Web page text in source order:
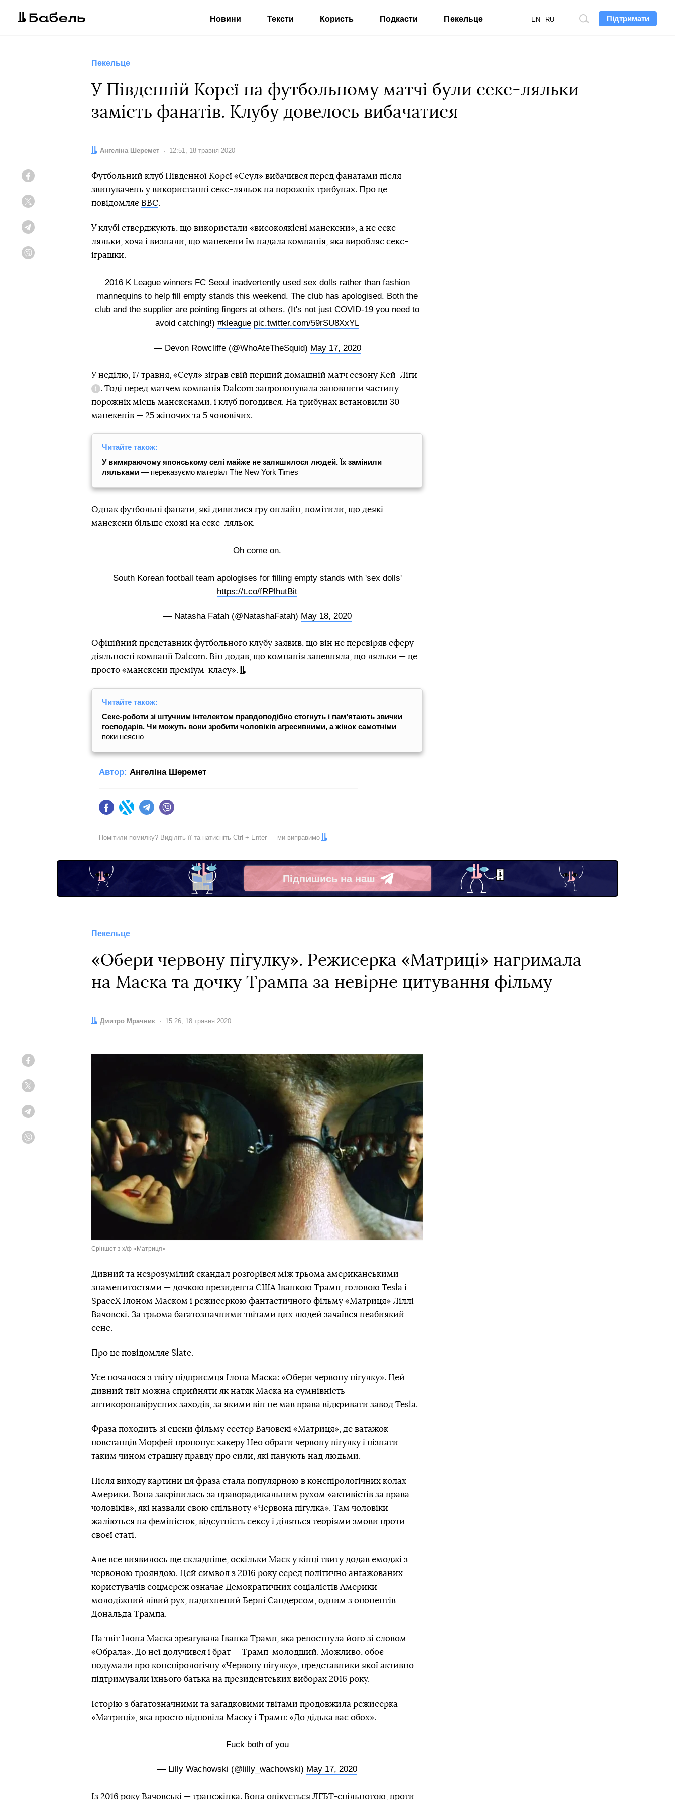
Підтримати
Пошук
EN RU
Новини Тексти Користь Подкасти Пекельце
Пекельце
У Південній Кореї на футбольному матчі були секс-ляльки
замість фанатів. Клубу довелось вибачатися
Автор:
Ангеліна Шеремет Дата:
12:51, 18 травня 2020
Футбольний клуб Південної Кореї «Сеул» вибачився перед фанатами після
звинувачень у використанні секс-ляльок на порожніх трибунах. Про це
повідомляє BBC.
У клубі стверджують, що використали «високоякісні манекени», а не секс-
ляльки, хоча і визнали, що манекени їм надала компанія, яка виробляє секс-
іграшки.
2016 K League winners FC Seoul inadvertently used sex dolls rather than fashion
mannequins to help fill empty stands this weekend. The club has apologised. Both the
club and the supplier are pointing fingers at others. (It's not just COVID-19 you need to
avoid catching!) #kleague pic.twitter.com/59rSU8XxYL
— Devon Rowcliffe (@WhoAteTheSquid) May 17, 2020
У неділю, 17 травня, «Сеул» зіграв свій перший домашній матч сезону Кей-Ліги
Довідка
. Тоді перед матчем компанія Dalcom запропонувала заповнити частину
порожніх місць манекенами, і клуб погодився. На трибунах встановили 30
манекенів — 25 жіночих та 5 чоловічих.
Читайте також:
У вимираючому японському селі майже не залишилося людей. Їх замінили
ляльками — переказуємо матеріал The New York Times
Однак футбольні фанати, які дивилися гру онлайн, помітили, що деякі
манекени більше схожі на секс-ляльок.
Oh come on.
South Korean football team apologises for filling empty stands with 'sex dolls'
https://t.co/fRPlhutBit
— Natasha Fatah (@NatashaFatah) May 18, 2020
Офіційний представник футбольного клубу заявив, що він не перевіряв сферу
діяльності компанії Dalcom. Він додав, що компанія запевняла, що ляльки — це
просто «манекени преміум-класу».
Читайте також:
Секс-роботи зі штучним інтелектом правдоподібно стогнуть і памʼятають звички
господарів. Чи можуть вони зробити чоловіків агресивними, а жінок самотніми —
поки неясно
Автор: Ангеліна Шеремет
FacebookTwitter Telegram
Помітили помилку? Виділіть її та натисніть Ctrl + Enter — ми виправимо
Підпишись на наш
Telegram
Пекельце
«Обери червону пігулку». Режисерка «Матриці» нагримала
на Маска та дочку Трампа за невірне цитування фільму
Автор:
Дмитро Мрачник Дата:
15:26, 18 травня 2020
Сріншот з х/ф «Матриця»
Дивний та незрозумілий скандал розгорівся між трьома американськими
знаменитостями — дочкою президента США Іванкою Трамп, головою Tesla і
SpaсeX Ілоном Маском і режисеркою фантастичного фільму «Матриця» Ліллі
Вачовскі. За трьома багатозначними твітами цих людей зачаївся неабиякий
сенс.
Про це повідомляє Slate.
Усе почалося з твіту підприємця Ілона Маска: «Обери червону пігулку». Цей
дивний твіт можна сприйняти як натяк Маска на сумнівність
антикоронавірусних заходів, за якими він не мав права відкривати завод Tesla.
Фраза походить зі сцени фільму сестер Вачовскі «Матриця», де ватажок
повстанців Морфей пропонує хакеру Нео обрати червону пігулку і пізнати
таким чином страшну правду про сили, які панують над людьми.
Після виходу картини ця фраза стала популярною в конспірологічних колах
Америки. Вона закріпилась за праворадикальним рухом «активістів за права
чоловіків», які назвали свою спільноту «Червона пігулка». Там чоловіки
жаліються на феміністок, відсутність сексу і діляться теоріями змови проти
своєї статі.
Але все виявилось ще складніше, оскільки Маск у кінці твиту додав емоджі з
червоною трояндою. Цей символ з 2016 року серед політично ангажованих
користувачів соцмереж означає Демократичних соціалістів Америки —
молодіжний лівий рух, надихнений Берні Сандерсом, одним з опонентів
Дональда Трампа.
На твіт Ілона Маска зреагувала Іванка Трамп, яка репостнула його зі словом
«Обрала». До неї долучився і брат — Трамп-молодший. Можливо, обоє
подумали про конспірологічну «Червону пігулку», представники якої активно
підтримували їхнього батька на президентських виборах 2016 року.
Історію з багатозначними та загадковими твітами продовжила режисерка
«Матриці», яка просто відповіла Маску і Трамп: «До дідька вас обох».
Fuck both of you
— Lilly Wachowski (@lilly_wachowski) May 17, 2020
Із 2016 року Вачовські — трансжінка. Вона опікується ЛГБТ-спільнотою, проти